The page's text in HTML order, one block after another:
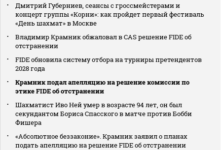
Дмитрий Губерниев, сеансы с гроссмейстерами и
концерт группы «Корни»: как пройдет первый фестиваль
«День шахмат» в Москве
Владимир Крамник обжаловал в CAS решение FIDE об
отстранении
FIDE обновила систему отбора на турниры претендентов
2028 года
Крамник подал апелляцию на решение комиссии по
этике FIDE об отстранении
Шахматист Иво Ней умер в возрасте 94 лет, он был
секундантом Бориса Спасского в матче против Бобби
Фишера
«Абсолютное беззаконие». Крамник заявил о планах
подать апелляцию на решение FIDE об отстранении